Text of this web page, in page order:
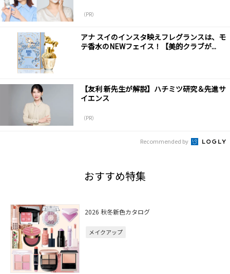
（PR）
アナ スイのインスタ映えフレグランスは、モ
テ香水のNEWフェイス！【美的クラブが...
【友利 新先生が解説】ハチミツ研究＆先進サ
イエンス
（PR）
Recommended by
おすすめ特集
2026 秋冬新色カタログ
メイクアップ